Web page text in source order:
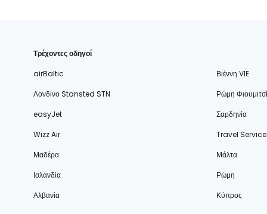
Τρέχοντες οδηγοί
airBaltic
Βιέννη VIE
Λονδίνο Stansted STN
Ρώμη
easyJet
Σαρδηνία
Wizz Air
Travel Service
Μαδέρα
Μάλτα
Ισλανδία
Ρώμη
Αλβανία
Κύπρος